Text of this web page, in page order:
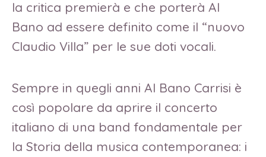
la critica premierà e che porterà Al
Bano ad essere definito come il “nuovo
Claudio Villa” per le sue doti vocali.
Sempre in quegli anni Al Bano Carrisi è
così popolare da aprire il concerto
italiano di una band fondamentale per
la Storia della musica contemporanea: i